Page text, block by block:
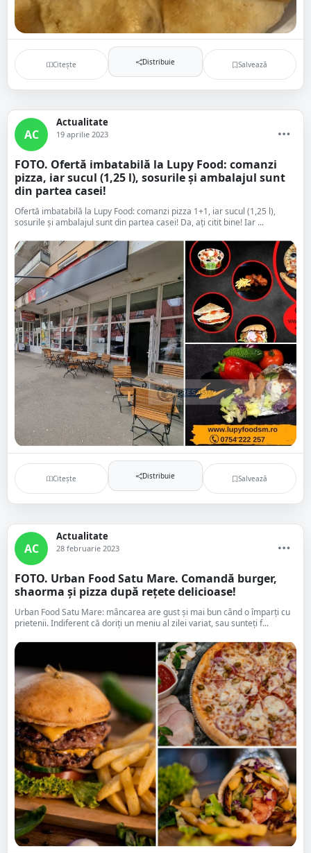
Citește Distribuie Salvează
AC
Actualitate
19 aprilie 2023
FOTO. Ofertă imbatabilă la Lupy Food: comanzi
pizza, iar sucul (1,25 l), sosurile și ambalajul sunt
din partea casei!
Ofertă imbatabilă la Lupy Food: comanzi pizza 1+1, iar sucul (1,25 l),
sosurile și ambalajul sunt din partea casei! Da, ați citit bine! Iar ...
Citește Distribuie Salvează
AC
Actualitate
28 februarie 2023
FOTO. Urban Food Satu Mare. Comandă burger,
shaorma și pizza după rețete delicioase!
Urban Food Satu Mare: mâncarea are gust şi mai bun când o împarţi cu
prietenii. Indiferent că doriți un meniu al zilei variat, sau sunteți f...